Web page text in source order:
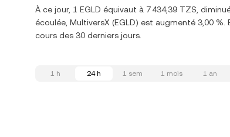
À ce jour, 1 EGLD équivaut à 7 434,39 TZS,
écoulée, MultiversX (EGLD) est augmenté 3,00
cours des 30 derniers jours.
1 h 24 h 1 sem 1 mois 1 an